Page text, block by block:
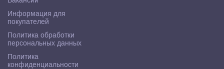
Информация для
покупателей
Политика обработки
персональных данных
Политика
конфиденциальности